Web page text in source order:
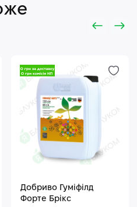
Добриво Гуміфілд
Форте Брікс